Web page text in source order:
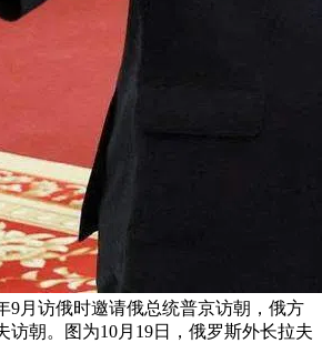
9月访俄时邀请俄总统普京访朝，俄方
访朝。图为10月19日，俄罗斯外长拉夫